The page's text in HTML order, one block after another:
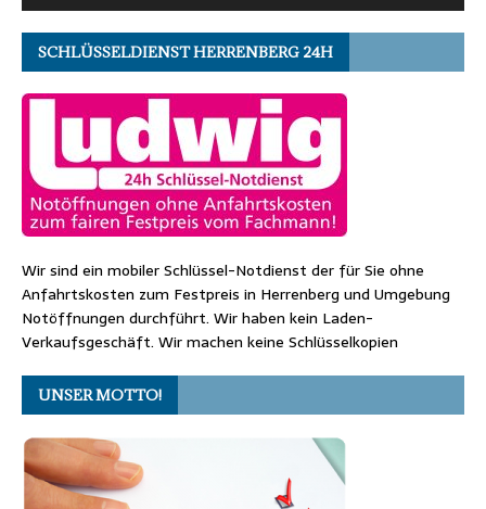
SCHLÜSSELDIENST HERRENBERG 24H
Wir sind ein mobiler Schlüssel-Notdienst der für Sie ohne
Anfahrtskosten zum Festpreis in Herrenberg und Umgebung
Notöffnungen durchführt. Wir haben kein Laden-
Verkaufsgeschäft. Wir machen keine Schlüsselkopien
UNSER MOTTO!